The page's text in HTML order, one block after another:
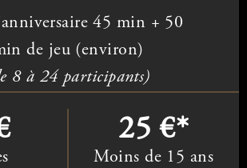
45 min + 50
de jeu (environ)
8 à 24 participants)
25 €*
Moins de 15 ans